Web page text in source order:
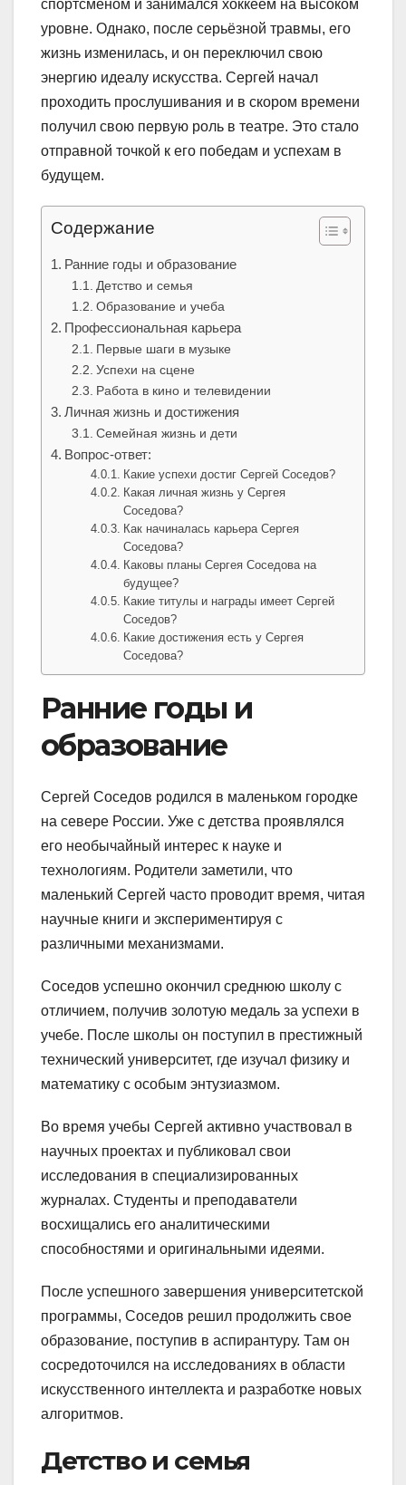
спортсменом и занимался хоккеем на высоком
уровне. Однако, после серьёзной травмы, его
жизнь изменилась, и он переключил свою
энергию идеалу искусства. Сергей начал
проходить прослушивания и в скором времени
получил свою первую роль в театре. Это стало
отправной точкой к его победам и успехам в
будущем.
Содержание
Ранние годы и образование
Детство и семья
Образование и учеба
Профессиональная карьера
Первые шаги в музыке
Успехи на сцене
Работа в кино и телевидении
Личная жизнь и достижения
Семейная жизнь и дети
Вопрос-ответ:
Какие успехи достиг Сергей Соседов?
Какая личная жизнь у Сергея
Соседова?
Как начиналась карьера Сергея
Соседова?
Каковы планы Сергея Соседова на
будущее?
Какие титулы и награды имеет Сергей
Соседов?
Какие достижения есть у Сергея
Соседова?
Ранние годы и
образование
Сергей Соседов родился в маленьком городке
на севере России. Уже с детства проявлялся
его необычайный интерес к науке и
технологиям. Родители заметили, что
маленький Сергей часто проводит время, читая
научные книги и экспериментируя с
различными механизмами.
Соседов успешно окончил среднюю школу с
отличием, получив золотую медаль за успехи в
учебе. После школы он поступил в престижный
технический университет, где изучал физику и
математику с особым энтузиазмом.
Во время учебы Сергей активно участвовал в
научных проектах и публиковал свои
исследования в специализированных
журналах. Студенты и преподаватели
восхищались его аналитическими
способностями и оригинальными идеями.
После успешного завершения университетской
программы, Соседов решил продолжить свое
образование, поступив в аспирантуру. Там он
сосредоточился на исследованиях в области
искусственного интеллекта и разработке новых
алгоритмов.
Детство и семья